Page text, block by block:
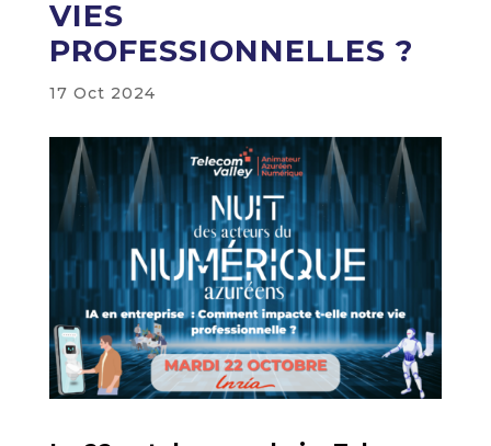
VIES
PROFESSIONNELLES ?
17 Oct 2024